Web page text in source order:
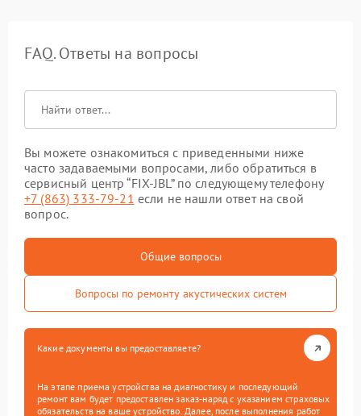
FAQ. Ответы на вопросы
Вы можете ознакомиться с приведенными ниже
часто задаваемыми вопросами, либо обратиться в
сервисный центр “FIX-JBL” по следующему телефону
+7 (863) 333-79-21 если не нашли ответ на свой
вопрос.
Общие вопросы
Вопросы по ремонту акустических систем
Какие документы вы предоставляете?
На этапе приема устройства на диагностику и последующий
ремонт вам будет предоставлен заказ-наряд с указанием страховых
обязательств на ваше устройство. Далее, после выполнения работ